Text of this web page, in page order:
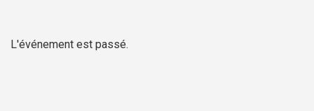
L'événement est passé.